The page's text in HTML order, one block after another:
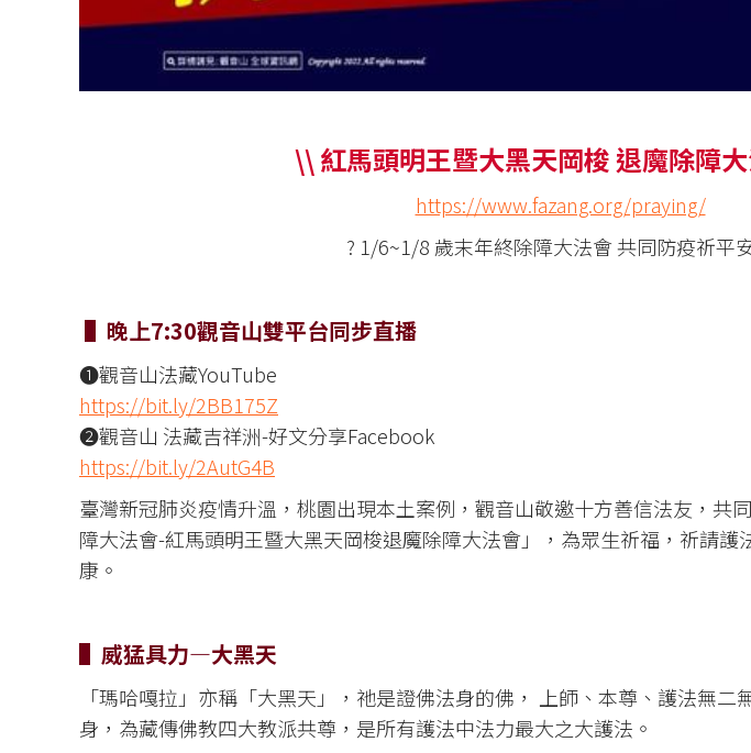
\\ 紅馬頭明王暨大黑天岡梭 退魔除障
https://www.fazang.org/praying/
? 1/6~1/8 歲末年終除障大法會 共同防疫祈平
▌晚上7:30觀音山雙平台同步直播
❶觀音山法藏YouTube
https://bit.ly/2BB175Z
❷觀音山 法藏吉祥洲-好文分享Facebook
https://bit.ly/2AutG4B
臺灣新冠肺炎疫情升溫，桃園出現本土案例，觀音山敬邀十方善信法友，共
障大法會-紅馬頭明王暨大黑天岡梭退魔除障大法會」，為眾生祈福，祈請
康。
▌威猛具力—大黑天
「瑪哈嘎拉」亦稱「大黑天」，祂是證佛法身的佛， 上師、本尊、護法無
身，為藏傳佛教四大教派共尊，是所有護法中法力最大之大護法。